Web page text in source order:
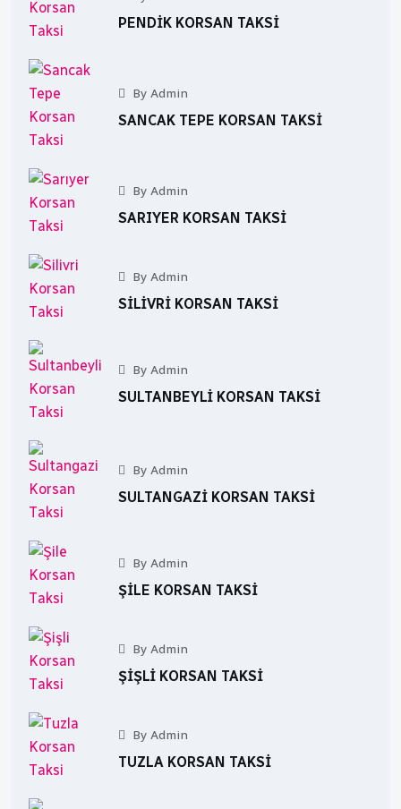
PENDIK KORSAN TAKSI
By Admin
SANCAK TEPE KORSAN TAKSI
By Admin
SARIYER KORSAN TAKSI
By Admin
SILIVRI KORSAN TAKSI
By Admin
SULTANBEYLI KORSAN TAKSI
By Admin
SULTANGAZI KORSAN TAKSI
By Admin
ŞILE KORSAN TAKSI
By Admin
ŞIŞLI KORSAN TAKSI
By Admin
TUZLA KORSAN TAKSI